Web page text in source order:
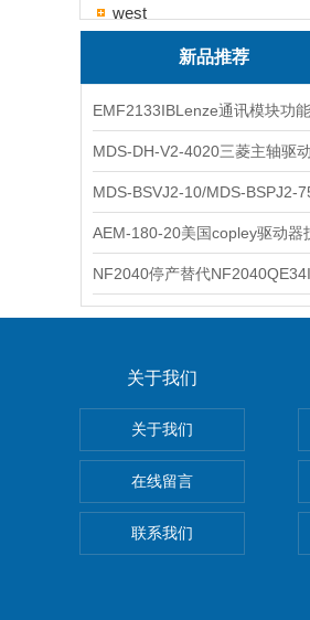
west
三碁
富士
安捷伦
尼利可
AMC驱动器
sss
BORE模块
新品推荐
关于我们
关于我们
在线留言
联系我们